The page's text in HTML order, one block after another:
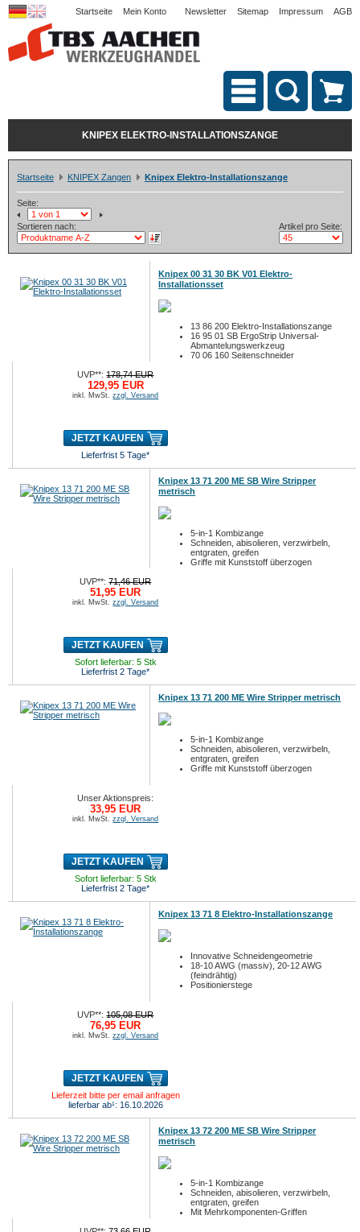
Startseite Mein Konto Newsletter Sitemap Impressum AGB
KNIPEX ELEKTRO-INSTALLATIONSZANGE
Startseite KNIPEX Zangen Knipex Elektro-Installationszange
Seite:
Sortieren nach: Artikel pro Seite:
Knipex 00 31 30 BK V01 Elektro-
Installationsset
13 86 200 Elektro-Installationszange
16 95 01 SB ErgoStrip Universal-
Abmantelungswerkzeug
70 06 160 Seitenschneider
UVP**:178,74 EUR
129,95 EUR
inkl. MwSt.zzgl. Versand
JETZT KAUFEN
Lieferfrist 5 Tage*
Knipex 13 71 200 ME SB Wire Stripper
metrisch
5-in-1 Kombizange
Schneiden, abisolieren, verzwirbeln,
entgraten, greifen
Griffe mit Kunststoff überzogen
UVP**:71,46 EUR
51,95 EUR
inkl. MwSt.zzgl. Versand
JETZT KAUFEN
Sofort lieferbar: 5 Stk
Lieferfrist 2 Tage*
Knipex 13 71 200 ME Wire Stripper metrisch
5-in-1 Kombizange
Schneiden, abisolieren, verzwirbeln,
entgraten, greifen
Griffe mit Kunststoff überzogen
Unser Aktionspreis:
33,95 EUR
inkl. MwSt.zzgl. Versand
JETZT KAUFEN
Sofort lieferbar: 5 Stk
Lieferfrist 2 Tage*
Knipex 13 71 8 Elektro-Installationszange
Innovative Schneidengeometrie
18-10 AWG (massiv), 20-12 AWG
(feindrähtig)
Positionierstege
UVP**:105,08 EUR
76,95 EUR
inkl. MwSt.zzgl. Versand
JETZT KAUFEN
Lieferzeit bitte per email anfragen
lieferbar ab¹: 16.10.2026
Knipex 13 72 200 ME SB Wire Stripper
metrisch
5-in-1 Kombizange
Schneiden, abisolieren, verzwirbeln,
entgraten, greifen
Mit Mehrkomponenten-Griffen